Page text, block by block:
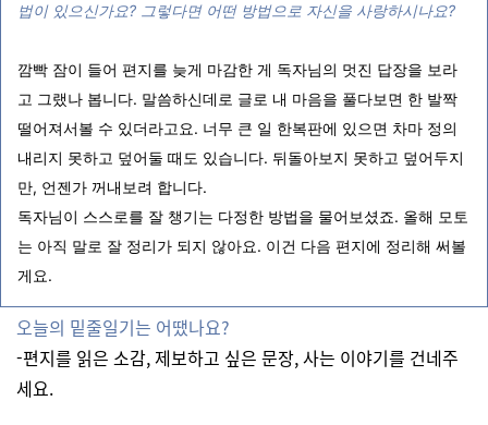
법이 있으신가요? 그렇다면 어떤 방법으로 자신을 사랑하시나요?
깜빡 잠이 들어 편지를 늦게 마감한 게 독자님의 멋진 답장을 보라
고 그랬나 봅니다. 말씀하신데로 글로 내 마음을 풀다보면 한 발짝
떨어져서볼 수 있더라고요. 너무 큰 일 한복판에 있으면 차마 정의
내리지 못하고 덮어둘 때도 있습니다. 뒤돌아보지 못하고 덮어두지
만, 언젠가 꺼내보려 합니다.
독자님이 스스로를 잘 챙기는 다정한 방법을 물어보셨죠. 올해 모토
는 아직 말로 잘 정리가 되지 않아요. 이건 다음 편지에 정리해 써볼
게요.
오늘의 밑줄일기는 어땠나요?
-편지를 읽은 소감, 제보하고 싶은 문장, 사는 이야기를 건네주
세요.